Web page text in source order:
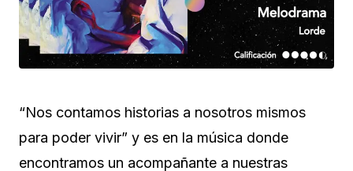
“Nos contamos historias a nosotros mismos
para poder vivir” y es en la música donde
encontramos un acompañante a nuestras